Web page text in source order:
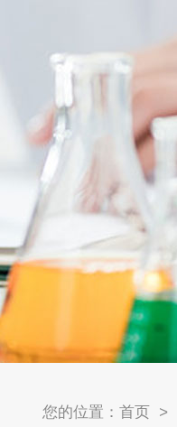
您的位置： 首页 >